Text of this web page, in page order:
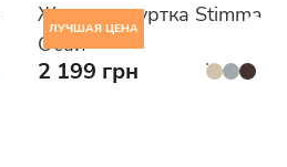
ЛУЧШАЯ ЦЕНА
Женская куртка Stimma
Осай
2 199 грн